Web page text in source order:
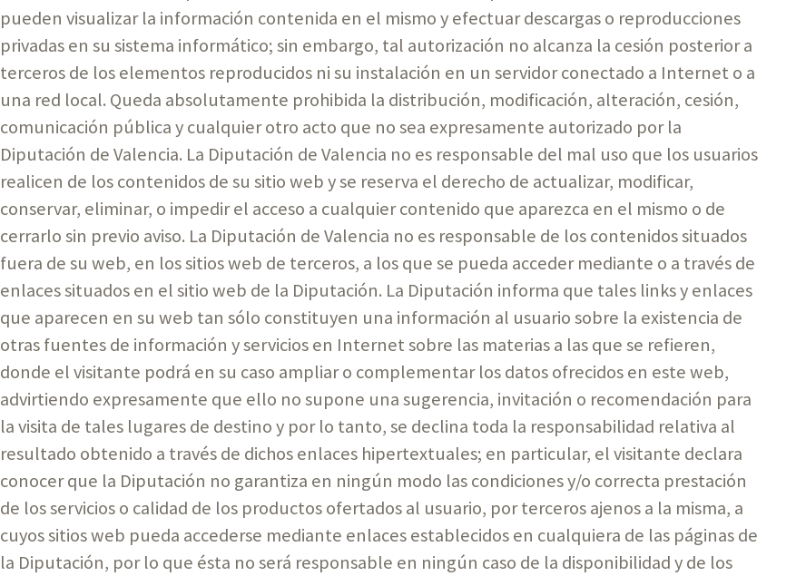
pueden visualizar la información contenida en el mismo y efectuar descargas o reproducciones
privadas en su sistema informático; sin embargo, tal autorización no alcanza la cesión posterior a
terceros de los elementos reproducidos ni su instalación en un servidor conectado a Internet o a
una red local. Queda absolutamente prohibida la distribución, modificación, alteración, cesión,
comunicación pública y cualquier otro acto que no sea expresamente autorizado por la
Diputación de Valencia. La Diputación de Valencia no es responsable del mal uso que los usuarios
realicen de los contenidos de su sitio web y se reserva el derecho de actualizar, modificar,
conservar, eliminar, o impedir el acceso a cualquier contenido que aparezca en el mismo o de
cerrarlo sin previo aviso. La Diputación de Valencia no es responsable de los contenidos situados
fuera de su web, en los sitios web de terceros, a los que se pueda acceder mediante o a través de
enlaces situados en el sitio web de la Diputación. La Diputación informa que tales links y enlaces
que aparecen en su web tan sólo constituyen una información al usuario sobre la existencia de
otras fuentes de información y servicios en Internet sobre las materias a las que se refieren,
donde el visitante podrá en su caso ampliar o complementar los datos ofrecidos en este web,
advirtiendo expresamente que ello no supone una sugerencia, invitación o recomendación para
la visita de tales lugares de destino y por lo tanto, se declina toda la responsabilidad relativa al
resultado obtenido a través de dichos enlaces hipertextuales; en particular, el visitante declara
conocer que la Diputación no garantiza en ningún modo las condiciones y/o correcta prestación
de los servicios o calidad de los productos ofertados al usuario, por terceros ajenos a la misma, a
cuyos sitios web pueda accederse mediante enlaces establecidos en cualquiera de las páginas de
la Diputación, por lo que ésta no será responsable en ningún caso de la disponibilidad y de los